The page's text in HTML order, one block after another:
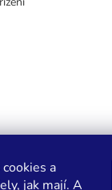
a
jak mají. A